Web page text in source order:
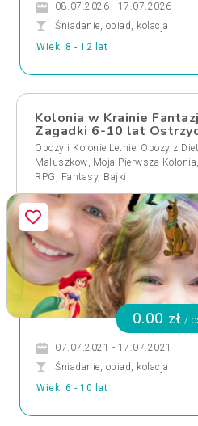
08.07.2026 - 17.07.2026
Śniadanie, obiad, kolacja
Wiek: 8 - 12 lat
Kolonia w Krainie
Zagadki 6-10 lat
Obozy i Kolonie Letnie, Obozy z
Maluszków, Moja Pierwsza Kolonia,
RPG, Fantasy, Bajki
0.00 zł /
07.07.2021 - 17.07.2021
Śniadanie, obiad, kolacja
Wiek: 6 - 10 lat